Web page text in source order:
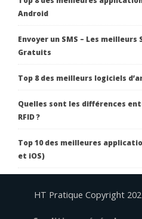
Android
Envoyer un SMS – Les
Gratuits
Top 8 des meilleurs logiciels
Quelles sont les différences
RFID ?
Top 10 des meilleures
et iOS)
HT Pratique Copyright